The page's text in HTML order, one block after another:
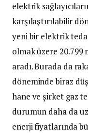
elektrik
karşılaştırılabilir
yeni bir elektrik
olmak üzere 20.799
aradı. Burada da
döneminde biraz
hane ve şirket gaz
durumun daha da
enerji fiyatlarında